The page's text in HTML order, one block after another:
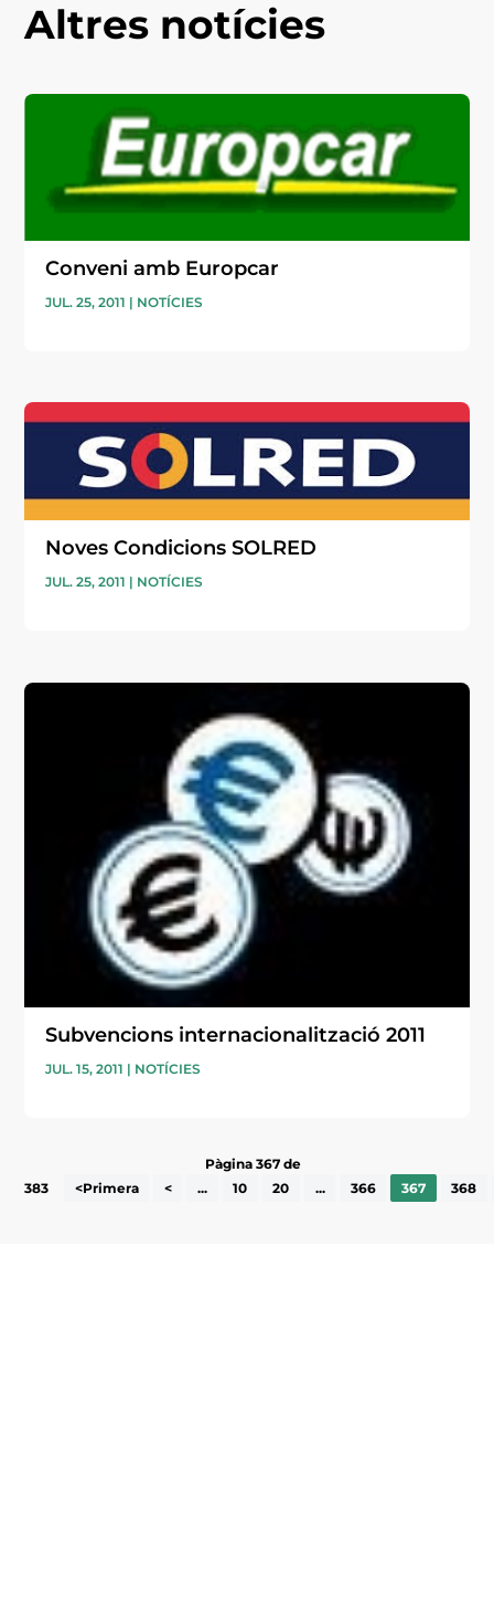
Altres notícies
Conveni amb Europcar
JUL. 25, 2011 | NOTÍCIES
Noves Condicions SOLRED
JUL. 25, 2011 | NOTÍCIES
Subvencions internacionalització 2011
JUL. 15, 2011 | NOTÍCIES
Pàgina 367 de
383
<Primera < ... 10 20 ... 366 367 368